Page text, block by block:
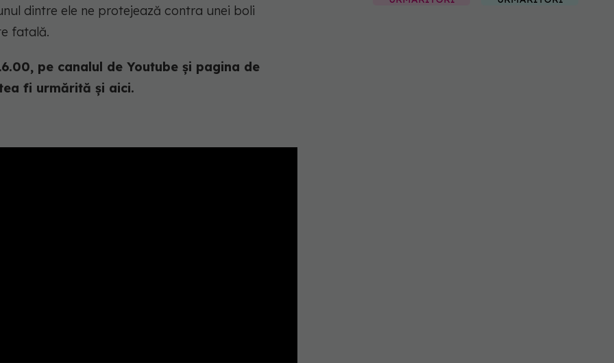
dintre ele ne protejează contra unei boli
fatală.
pe canalul de Youtube și pagina de
fi urmărită și aici.